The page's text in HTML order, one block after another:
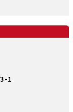
1